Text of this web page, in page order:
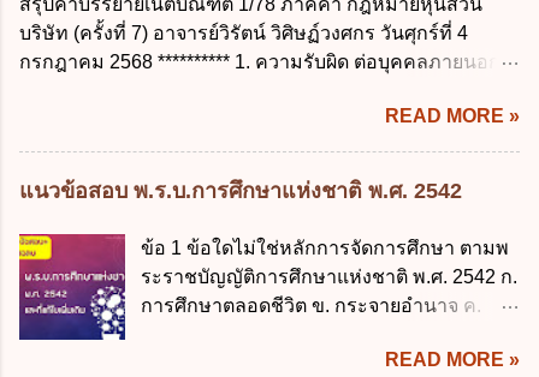
ใดไม่เกี่ยวข้อง ก. ข้อมูลหมดความจำเป็นใน
การประมวลผลตามวัตถุประสงค์ ข. เป็นข้อมูล
ส่วนบุคคลที่ไม่สมบูรณ์ ค. เจ้าของข้อมูลส่วน
ใช้หรือเปิดเผยข้อมูลส่วนบุคคล ง. ข้อมูลส่วน
บุคคลได้ถูกใช้ประมวลผลโดยไม่ชอบด้วย
กฎ...
ตัวเพื่อเลี้ยงดูบุตร เป็นไปตามข้อใด ก. ลาได้ไม่
เกิน 90 วัน ข. ลาต่อเนื่องจากการคลอดบุตรได้
ไม่เกิน 90 วันทำการ ค. ลาได้ไม่เกิน 120 วัน
ง. ลาต่อเนื่องจากการคลอดบุตรได้ไม่เกิน 150
2555 กำหนดให้ข้าราชการที่รับราชการติดต่อ
ผ่อนสะสมรวมกับวันลาพักผ่อนในปีปัจจุบันได้
กี่วัน ก. ไม่เกิน 20 วัน ข. ไม่เกิน 30 วัน ค. ไม่
เกิน 20 วันทำการ ง. ไม่เกิน 30 วันทำการ ข้อ
เกินกำหนดในข้อใดเพื่อมิให้มีผลเป็นการลา
สรุปคำบรรยายเนติบัณฑิต 1/78 ภาคค่ำ กฎหมายหุ้นส่วน
บริษัท (ครั้งที่ 7) อาจารย์วิรัตน์ วิศิษฏ์วงศกร วันศุกร์ที่ 4
กรกฎาคม 2568 ********** 1. ความรับผิด ต่อบุคคลภายนอก
คนใดคนหนึ่งได้จัดทำไปในทางที่เป็น ธรรมดาการค้าขาย
ของห้างหุ้นส่วน ม.1050 , 1025 โดยพิจารณาตามสภาพแห่ง
กิจการ การงานของห้าง และประเพณีทางการค้า -หุ้นส่วน
หรือมีอำนาจจัดการหรือไม่ก็ตาม จึงเป็นไปตามหลักกฎหมาย
ปิดปากหุ้นส่วนคนอื่น และหลักลูกหนี้ร่วมตามม.291 เพื่อ
คุ้มครองบุคคลภายนอกผู้สุจริต ไม่ว่าการจัดการนั้นจะก่อให้
เกิดมูลหนี้ใดก็ตาม รวมถึงมูลละเมิด 1.1) กรณีห้างหุ้นส่วน
สามัญจดทะเบียน เมื่อห้าง ผิดนัด ชำระหนี้ เจ้าหนี้ของห้างฯ
READ MORE »
แนวข้อสอบ พ.ร.บ.การศึกษาแห่งชาติ พ.ศ. 2542
ข้อ 1 ข้อใดไม่ใช่หลักการจัดการศึกษา ตามพ
ระราชบัญญัติการศึกษาแห่งชาติ พ.ศ. 2542 ก.
การศึกษาตลอดชีวิต ข. กระจายอำนาจ ค.
กระบวนการเรียนรู้อย่างต่อเนื่อง ข้อ 2 ข้อใด
READ MORE »